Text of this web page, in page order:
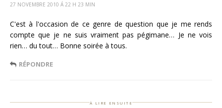
27 NOVEMBRE 2010 Á 22 H 23 MIN
C'est à l'occasion de ce genre de question que je me rends
compte que je ne suis vraiment pas pégimane… Je ne vois
rien… du tout… Bonne soirée à tous.
RÉPONDRE
à lire ensuite